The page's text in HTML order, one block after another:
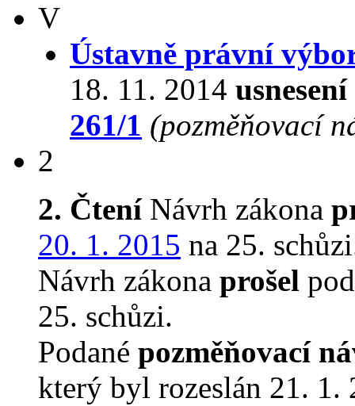
V
Ústavně právní
18. 11. 2014 usnesení
261/1 (pozměňovací
2
2. ČteníNávrh zákona
20. 1. 2015 na 25.
Návrh zákona prošel
25. schůzi.
Podané pozměňovací
který byl rozeslán 21. 1.